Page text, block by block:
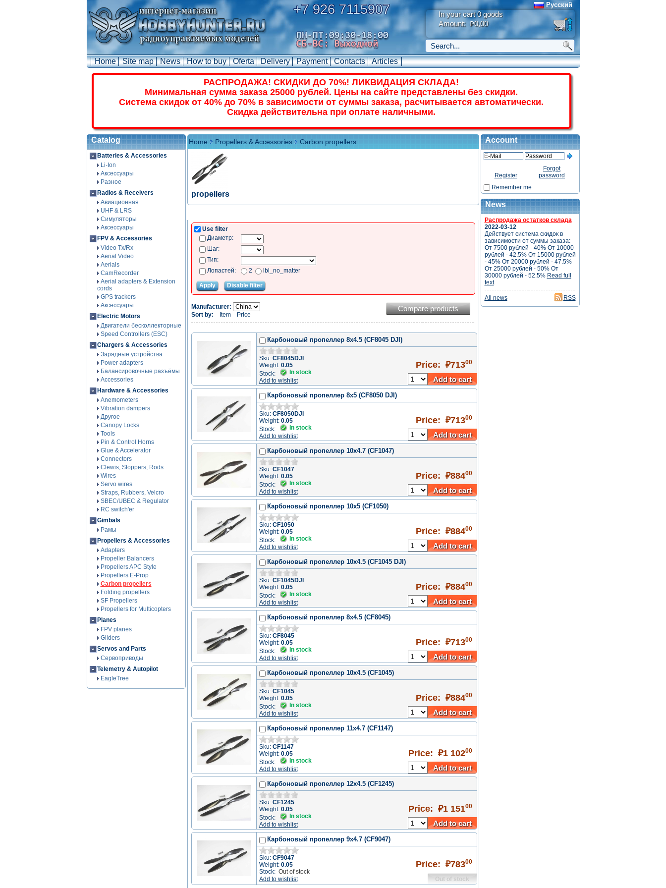
+7 926 7115907 Русский
In your cart 0 goods
Amount: ₽0,00
Home Site map News How to buy Oferta Delivery Payment Contacts Articles
РАСПРОДАЖА! СКИДКИ ДО 70%! ЛИКВИДАЦИЯ СКЛАДА!
Минимальная сумма заказа 25000 рублей. Цены на сайте представлены без скидки.
Система скидок от 40% до 70% в зависимости от суммы заказа, расчитывается автоматически.
Скидка действительна при оплате наличными.
Catalog
Batteries & Accessories
Li-Ion
Аксессуары
Разное
Radios & Receivers
Авиационная
UHF & LRS
Симуляторы
Аксессуары
FPV & Accessories
Video Tx/Rx
Aerial Video
Aerials
CamRecorder
Aerial adapters & Extension
cords
GPS trackers
Аксессуары
Electric Motors
Двигатели бесколлекторные
Speed Controllers (ESC)
Chargers & Accessories
Зарядные устройства
Power adapters
Балансировочные разъёмы
Accessories
Hardware & Accessories
Anemometers
Vibration dampers
Другое
Canopy Locks
Tools
Pin & Control Horns
Glue & Accelerator
Connectors
Clewis, Stoppers, Rods
Wires
Servo wires
Straps, Rubbers, Velcro
SBEC/UBEC & Regulator
RC switch'er
Gimbals
Рамы
Propellers & Accessories
Adapters
Propeller Balancers
Propellers APC Style
Propellers E-Prop
Carbon propellers
Folding propellers
SF Propellers
Propellers for Multicopters
Planes
FPV planes
Gliders
Servos and Parts
Сервоприводы
Telemetry & Autopilot
EagleTree
Home Propellers & Accessories Carbon propellers
propellers
Use filter
Диаметр:
Шаг:
Тип:
Лопастей:
2 lbl_no_matter
Apply Disable filter
Manufacturer:
Sort by:
Item Price
Compare products
Карбоновый пропеллер 8x4.5 (CF8045 DJI)
Sku: CF8045DJI
Weight: 0.05
Stock:
In stock
Add to wishlist
Price: ₽71300
Add to cart
Карбоновый пропеллер 8x5 (CF8050 DJI)
Sku: CF8050DJI
Weight: 0.05
Stock:
In stock
Add to wishlist
Price: ₽71300
Add to cart
Карбоновый пропеллер 10x4.7 (CF1047)
Sku: CF1047
Weight: 0.05
Stock:
In stock
Add to wishlist
Price: ₽88400
Add to cart
Карбоновый пропеллер 10x5 (CF1050)
Sku: CF1050
Weight: 0.05
Stock:
In stock
Add to wishlist
Price: ₽88400
Add to cart
Карбоновый пропеллер 10x4.5 (CF1045 DJI)
Sku: CF1045DJI
Weight: 0.05
Stock:
In stock
Add to wishlist
Price: ₽88400
Add to cart
Карбоновый пропеллер 8x4.5 (CF8045)
Sku: CF8045
Weight: 0.05
Stock:
In stock
Add to wishlist
Price: ₽71300
Add to cart
Карбоновый пропеллер 10x4.5 (CF1045)
Sku: CF1045
Weight: 0.05
Stock:
In stock
Add to wishlist
Price: ₽88400
Add to cart
Карбоновый пропеллер 11x4.7 (CF1147)
Sku: CF1147
Weight: 0.05
Stock:
In stock
Add to wishlist
Price: ₽1 10200
Add to cart
Карбоновый пропеллер 12x4.5 (CF1245)
Sku: CF1245
Weight: 0.05
Stock:
In stock
Add to wishlist
Price: ₽1 15100
Add to cart
Карбоновый пропеллер 9x4.7 (CF9047)
Sku: CF9047
Weight: 0.05
Stock: Out of stock
Add to wishlist
Price: ₽78300
Out of stock
Account
Register
Forgot
password
Remember me
News
Распродажа остатков склада
2022-03-12
Действует система скидок в
зависимости от суммы заказа:
От 7500 рублей - 40% От 10000
рублей - 42.5% От 15000 рублей
- 45% От 20000 рублей - 47.5%
От 25000 рублей - 50% От
30000 рублей - 52.5% Read full
text
All news RSS